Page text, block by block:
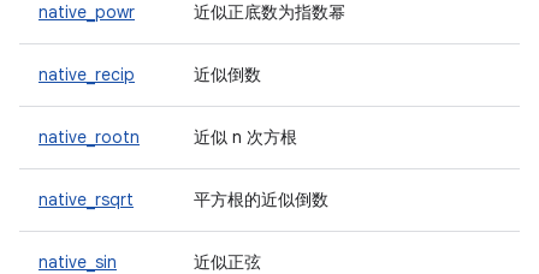
native_powr 近似正底数为指数幂
native_recip 近似倒数
native_rootn 近似 n 次方根
native_rsqrt 平方根的近似倒数
native_sin 近似正弦